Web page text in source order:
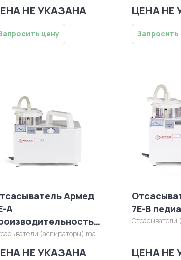
НЕ УКАЗАНА
цену
ЦЕНА НЕ
Запросить
Армед
А
л/мин
(аспираторы) manager/otsasyvatel/portativnyj-7e-a-1.jpg
НЕ УКАЗАНА
7Е-В
Отсасыватели
ЦЕНА НЕ